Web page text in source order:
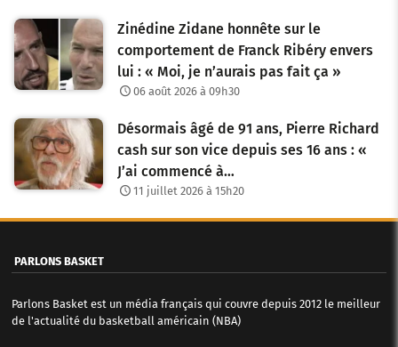
Zinédine Zidane honnête sur le
comportement de Franck Ribéry envers
lui : « Moi, je n’aurais pas fait ça »
06 août 2026 à 09h30
Désormais âgé de 91 ans, Pierre Richard
cash sur son vice depuis ses 16 ans : «
J’ai commencé à…
11 juillet 2026 à 15h20
PARLONS BASKET
Parlons Basket est un média français qui couvre depuis 2012 le meilleur
de l'actualité du basketball américain (NBA)